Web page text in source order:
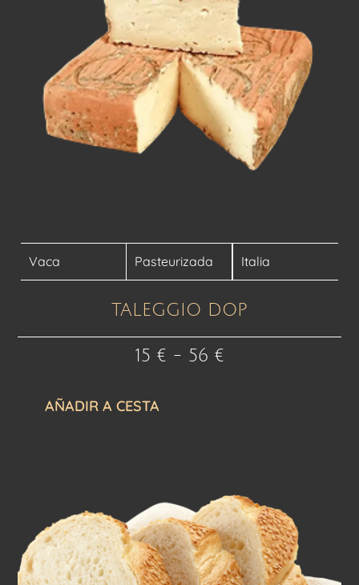
Vaca Pasteurizada Italia
TALEGGIO DOP
15 € - 56 €
AÑADIR A CESTA